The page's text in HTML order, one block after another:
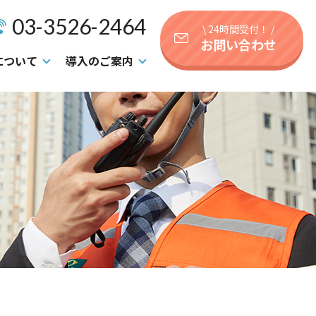
03-3526-2464
いて 導入のご案内
\ 24時間受付！ /
お問い合わせ